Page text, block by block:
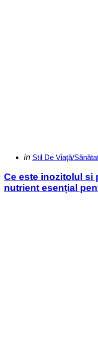
Categories
Posted
in Stil De Viaţă/
Ce este inozitolul si
nutrient esențial